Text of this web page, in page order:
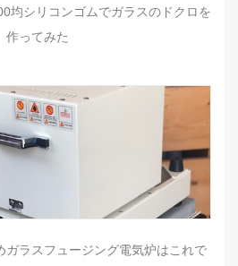
均シリコンゴムでガラスのドクロを
作ってみた
ガラスフュージング電気炉はこれで